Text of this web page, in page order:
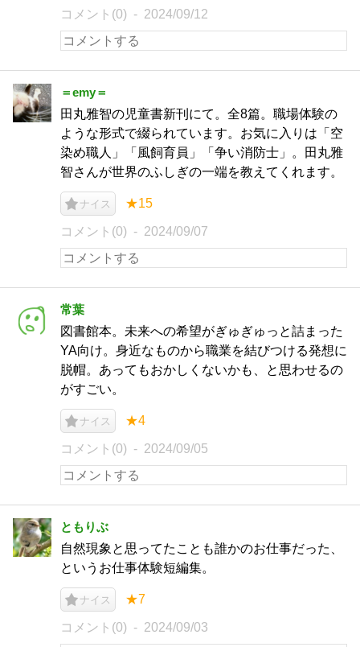
コメント(0) 2024/09/12
＝emy＝
田丸雅智の児童書新刊にて。全8篇。職場体験の
ような形式で綴られています。お気に入りは「空
染め職人」「風飼育員」「争い消防士」。田丸雅
智さんが世界のふしぎの一端を教えてくれます。
ナイス ★15
コメント(0) 2024/09/07
常葉
図書館本。未来への希望がぎゅぎゅっと詰まった
YA向け。身近なものから職業を結びつける発想に
脱帽。あってもおかしくないかも、と思わせるの
がすごい。
ナイス ★4
コメント(0) 2024/09/05
ともりぶ
自然現象と思ってたことも誰かのお仕事だった、
というお仕事体験短編集。
ナイス ★7
コメント(0) 2024/09/03